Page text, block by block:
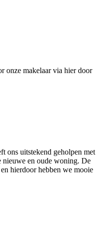
onze makelaar via hier door
ons uitstekend geholpen met
nieuwe en oude woning. De
hierdoor hebben we mooie